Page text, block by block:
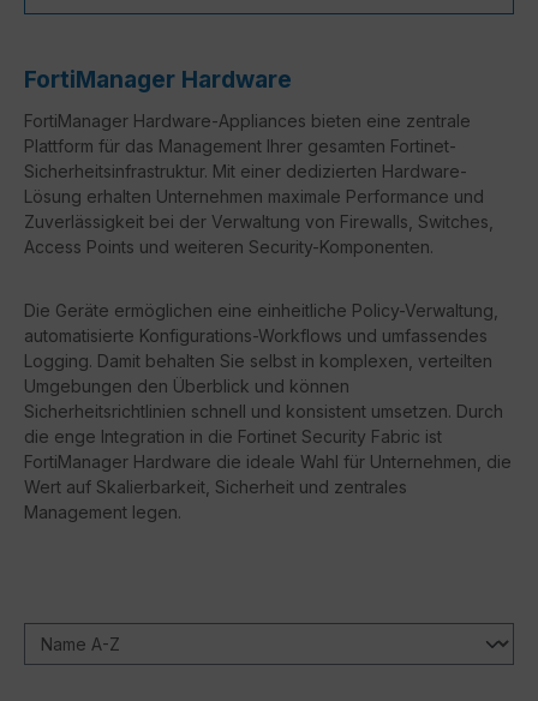
FortiManager Hardware
FortiManager Hardware-Appliances bieten eine zentrale
Plattform für das Management Ihrer gesamten Fortinet-
Sicherheitsinfrastruktur. Mit einer dedizierten Hardware-
Lösung erhalten Unternehmen maximale Performance und
Zuverlässigkeit bei der Verwaltung von Firewalls, Switches,
Access Points und weiteren Security-Komponenten.
Die Geräte ermöglichen eine einheitliche Policy-Verwaltung,
automatisierte Konfigurations-Workflows und umfassendes
Logging. Damit behalten Sie selbst in komplexen, verteilten
Umgebungen den Überblick und können
Sicherheitsrichtlinien schnell und konsistent umsetzen. Durch
die enge Integration in die Fortinet Security Fabric ist
FortiManager Hardware die ideale Wahl für Unternehmen, die
Wert auf Skalierbarkeit, Sicherheit und zentrales
Management legen.